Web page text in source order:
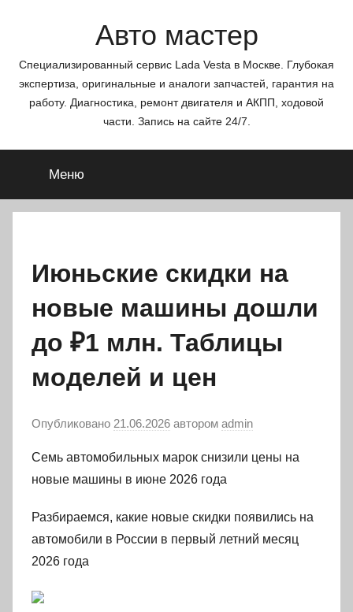
Авто мастер
Специализированный сервис Lada Vesta в Москве. Глубокая
экспертиза, оригинальные и аналоги запчастей, гарантия на
работу. Диагностика, ремонт двигателя и АКПП, ходовой
части. Запись на сайте 24/7.
Меню
Июньские скидки на
новые машины дошли
до ₽1 млн. Таблицы
моделей и цен
Опубликовано 21.06.2026 автором admin
Семь автомобильных марок снизили цены на
новые машины в июне 2026 года
Разбираемся, какие новые скидки появились на
автомобили в России в первый летний месяц
2026 года